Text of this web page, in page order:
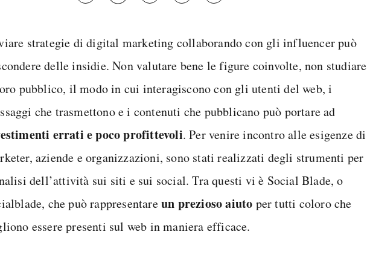
strategie di digital marketing collaborando con gli influencer può
delle insidie. Non valutare bene le figure coinvolte, non studiare
pubblico, il modo in cui interagiscono con gli utenti del web, i
che trasmettono e i contenuti che pubblicano può portare ad
errati e poco profittevoli. Per venire incontro alle esigenze di
aziende e organizzazioni, sono stati realizzati degli strumenti per
dell’attività sui siti e sui social. Tra questi vi è Social Blade, o
che può rappresentareun prezioso aiuto per tutti coloro che
essere presenti sul web in maniera efficace.